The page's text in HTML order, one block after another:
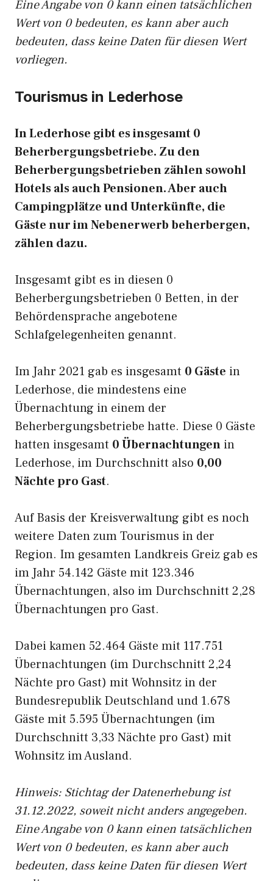
Eine Angabe von 0 kann einen tatsächlichen
Wert von 0 bedeuten, es kann aber auch
bedeuten, dass keine Daten für diesen Wert
vorliegen.
Tourismus in Lederhose
In Lederhose gibt es insgesamt 0
Beherbergungsbetriebe. Zu den
Beherbergungsbetrieben zählen sowohl
Hotels als auch Pensionen. Aber auch
Campingplätze und Unterkünfte, die
Gäste nur im Nebenerwerb beherbergen,
zählen dazu.
Insgesamt gibt es in diesen 0
Beherbergungsbetrieben 0 Betten, in der
Behördensprache angebotene
Schlafgelegenheiten genannt.
Im Jahr 2021 gab es insgesamt 0 Gäste in
Lederhose, die mindestens eine
Übernachtung in einem der
Beherbergungsbetriebe hatte. Diese 0 Gäste
hatten insgesamt 0 Übernachtungen in
Lederhose, im Durchschnitt also 0,00
Nächte pro Gast.
Auf Basis der Kreisverwaltung gibt es noch
weitere Daten zum Tourismus in der
Region. Im gesamten Landkreis Greiz gab es
im Jahr 54.142 Gäste mit 123.346
Übernachtungen, also im Durchschnitt 2,28
Übernachtungen pro Gast.
Dabei kamen 52.464 Gäste mit 117.751
Übernachtungen (im Durchschnitt 2,24
Nächte pro Gast) mit Wohnsitz in der
Bundesrepublik Deutschland und 1.678
Gäste mit 5.595 Übernachtungen (im
Durchschnitt 3,33 Nächte pro Gast) mit
Wohnsitz im Ausland.
Hinweis: Stichtag der Datenerhebung ist
31.12.2022, soweit nicht anders angegeben.
Eine Angabe von 0 kann einen tatsächlichen
Wert von 0 bedeuten, es kann aber auch
bedeuten, dass keine Daten für diesen Wert